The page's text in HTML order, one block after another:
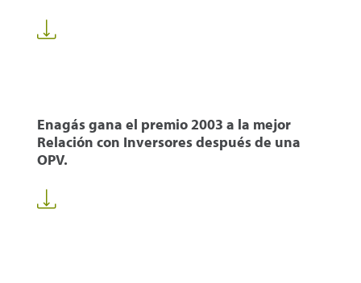
Enagás gana el premio 2003 a la mejor
Relación con Inversores después de una
OPV.